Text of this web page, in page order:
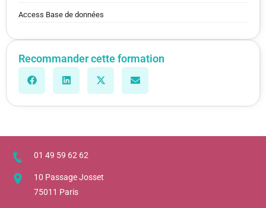
Access Base de données
Recommander cette formation
01 49 59 62 62
10 Passage Josset
75011 Paris